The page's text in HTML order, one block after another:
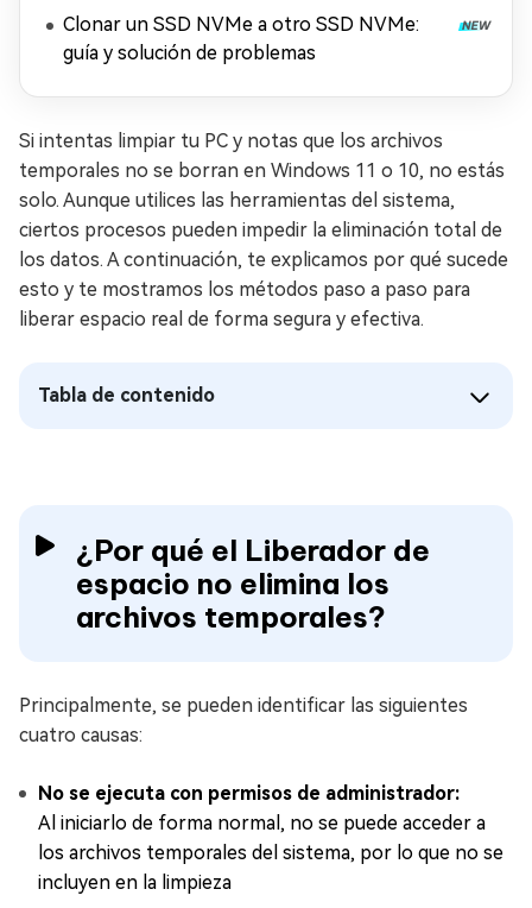
Clonar un SSD NVMe a otro SSD NVMe:
guía y solución de problemas
Si intentas limpiar tu PC y notas que los archivos
temporales no se borran en Windows 11 o 10, no estás
solo. Aunque utilices las herramientas del sistema,
ciertos procesos pueden impedir la eliminación total de
los datos. A continuación, te explicamos por qué sucede
esto y te mostramos los métodos paso a paso para
liberar espacio real de forma segura y efectiva.
Tabla de contenido
¿Por qué el Liberador de
espacio no elimina los
archivos temporales?
Principalmente, se pueden identificar las siguientes
cuatro causas:
No se ejecuta con permisos de administrador:
Al iniciarlo de forma normal, no se puede acceder a
los archivos temporales del sistema, por lo que no se
incluyen en la limpieza